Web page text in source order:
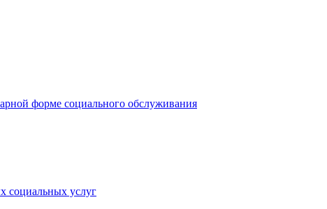
форме социального обслуживания
социальных услуг